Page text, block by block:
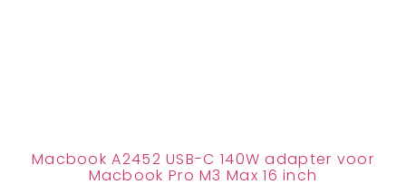
Macbook A2452 USB-C 140W adapter voor
Macbook Pro M3 Max 16 inch